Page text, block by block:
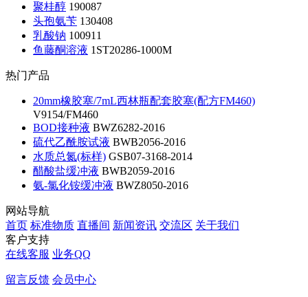
聚桂醇 190087
头孢氨苄 130408
乳酸钠 100911
鱼藤酮溶液 1ST20286-1000M
热门产品
20mm橡胶塞/7mL西林瓶配套胶塞(配方FM460)
V9154/FM460
BOD接种液 BWZ6282-2016
硫代乙酰胺试液 BWB2056-2016
水质总氮(标样) GSB07-3168-2014
醋酸盐缓冲液 BWB2059-2016
氨-氯化铵缓冲液 BWZ8050-2016
网站导航
首页 标准物质 直播间 新闻资讯 交流区 关于我们
客户支持
在线客服 业务QQ
留言反馈 会员中心